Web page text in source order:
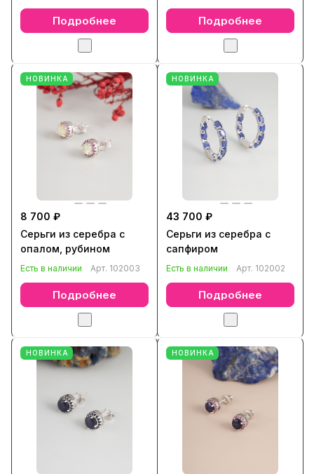
Подробнее Подробнее
НОВИНКА
8 700 ₽
Серьги из серебра с
опалом, рубином
Есть в наличии Арт. 102003
Подробнее
НОВИНКА
43 700 ₽
Серьги из серебра с
сапфиром
Есть в наличии Арт. 102002
Подробнее
НОВИНКА НОВИНКА